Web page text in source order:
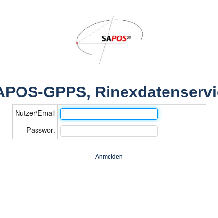
GPPS,
Nutzer/Email
Passwort
Anmelden